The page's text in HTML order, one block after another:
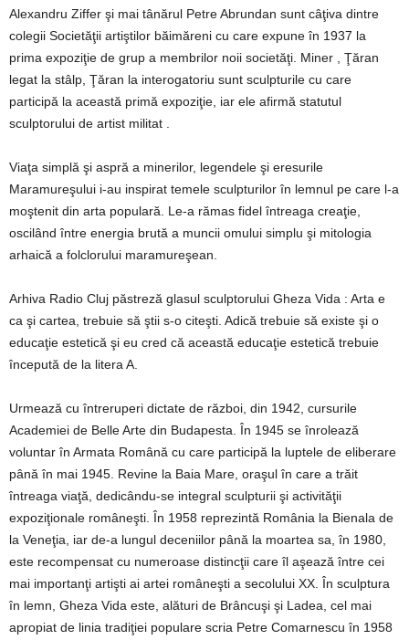
Alexandru Ziffer şi mai tânărul Petre Abrundan sunt câţiva dintre
colegii Societăţii artiştilor băimăreni cu care expune în 1937 la
prima expoziţie de grup a membrilor noii societăţi. Miner , Ţăran
legat la stâlp, Ţăran la interogatoriu sunt sculpturile cu care
participă la această primă expoziţie, iar ele afirmă statutul
sculptorului de artist militat .
Viaţa simplă şi aspră a minerilor, legendele şi eresurile
Maramureşului i-au inspirat temele sculpturilor în lemnul pe care l-a
moştenit din arta populară. Le-a rămas fidel întreaga creaţie,
oscilând între energia brută a muncii omului simplu şi mitologia
arhaică a folclorului maramureşean.
Arhiva Radio Cluj păstreză glasul sculptorului Gheza Vida : Arta e
ca şi cartea, trebuie să ştii s-o citeşti. Adică trebuie să existe şi o
educaţie estetică şi eu cred că această educaţie estetică trebuie
începută de la litera A.
Urmează cu întreruperi dictate de război, din 1942, cursurile
Academiei de Belle Arte din Budapesta. În 1945 se înrolează
voluntar în Armata Română cu care participă la luptele de eliberare
până în mai 1945. Revine la Baia Mare, oraşul în care a trăit
întreaga viaţă, dedicându-se integral sculpturii şi activităţii
expoziţionale româneşti. În 1958 reprezintă România la Bienala de
la Veneţia, iar de-a lungul deceniilor până la moartea sa, în 1980,
este recompensat cu numeroase distincţii care îl aşează între cei
mai importanţi artişti ai artei româneşti a secolului XX. În sculptura
în lemn, Gheza Vida este, alături de Brâncuşi şi Ladea, cel mai
apropiat de linia tradiţiei populare scria Petre Comarnescu în 1958